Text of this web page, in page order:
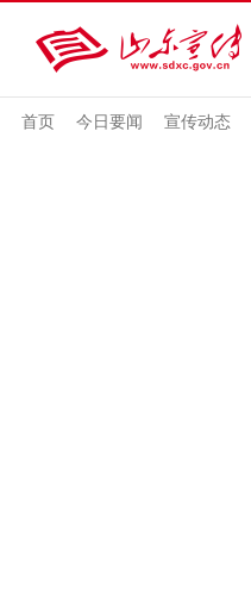
首页 今日要闻 宣传动态